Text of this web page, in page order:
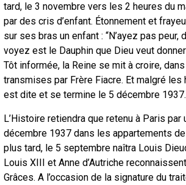
tard, le 3 novembre vers les 2 heures du
par des cris d’enfant. Étonnement et
sur ses bras un enfant : “N’ayez pas
voyez est le Dauphin que Dieu veut donner
Tôt informée, la Reine se mit à croire,
transmises par Frère Fiacre. Et malgré
est dite et se termine le 5 décembre 1937.
L’Histoire retiendra que retenu à Paris
décembre 1937 dans les appartements
plus tard, le 5 septembre naîtra Louis
Louis XIII et Anne d’Autriche
Grâces. A l’occasion de la signature du